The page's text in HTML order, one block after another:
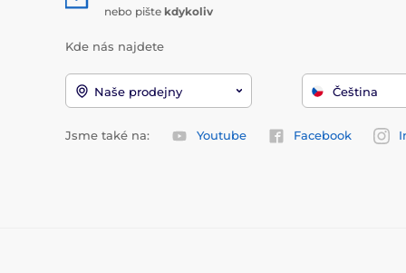
nebo pište kdykoliv
Kde nás najdete
Naše prodejny Čeština
Jsme také na: Youtube Facebook